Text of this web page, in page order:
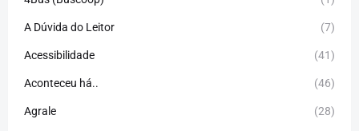
A Dúvida do Leitor (7)
Acessibilidade (41)
Aconteceu há.. (46)
Agrale (28)